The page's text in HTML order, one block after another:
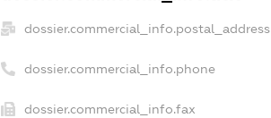
dossier.commercial_info.postal_address
dossier.commercial_info.phone
dossier.commercial_info.fax